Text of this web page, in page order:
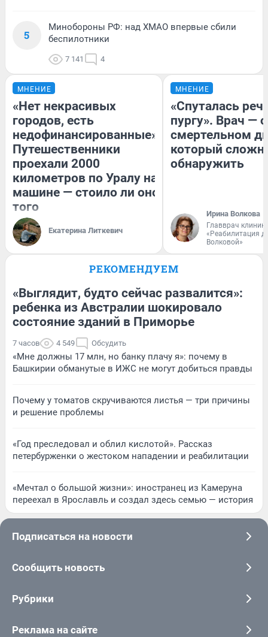
5
Минобороны РФ: над ХМАО впервые сбили
беспилотники
7 141 4
МНЕНИЕ
«Нет некрасивых
городов, есть
недофинансированные».
Путешественники
проехали 2000
километров по Уралу на
машине — стоило ли оно
того
Екатерина Литкевич
МНЕНИЕ
«Спуталась
пургу». Врач — о
смертельном
который
обнаружить
Ирина Волкова
Главврач
«Реабилитация
Волковой»
РЕКОМЕНДУЕМ
«Выглядит, будто сейчас развалится»:
ребенка из Австралии шокировало
состояние зданий в Приморье
7 часов 4 549 Обсудить
«Мне должны 17 млн, но банку плачу я»: почему в
Башкирии обманутые в ИЖС не могут добиться правды
Почему у томатов скручиваются листья — три причины
и решение проблемы
«Год преследовал и облил кислотой». Рассказ
петербурженки о жестоком нападении и реабилитации
«Мечтал о большой жизни»: иностранец из Камеруна
переехал в Ярославль и создал здесь семью — история
Подписаться на новости
Сообщить новость
Рубрики
Реклама на сайте